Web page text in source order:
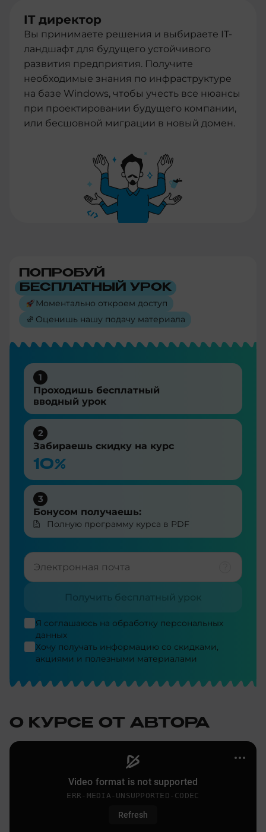
IT директор
Вы принимаете решения и выбираете IT-
ландшафт для будущего устойчивого
развития предприятия. Получите
необходимые знания по инфраструктуре
на базе Windows, чтобы учесть все нюансы
при проектировании будущего компании,
или бесшовной миграции в новый домен.
ПОПРОБУЙ
БЕСПЛАТНЫЙ УРОК
Моментально откроем доступ
Оценишь нашу подачу материала
1
Проходишь бесплатный
вводный урок
2
Забираешь скидку на курс
10%
3
Бонусом получаешь:
Полную программу курса в PDF
Получить бесплатный урок
Я соглашаюсь на обработку персональных
данных
Хочу получать информацию со скидками,
акциями и полезными материалами
О КУРСЕ ОТ АВТОРА